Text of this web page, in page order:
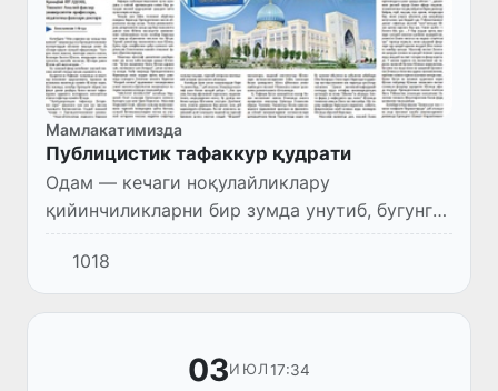
Мамлакатимизда
Публицистик тафаккур қудрати
Одам — кечаги ноқулайликлару
қийинчиликларни бир зумда унутиб, бугунги
қулайликларга тез кўникадиган яратиқ. Бу
хусусият инсон ҳаё¬тига ҳам, жамият
тафаккурига ҳам хос.
1018
03ИЮЛ 17:34